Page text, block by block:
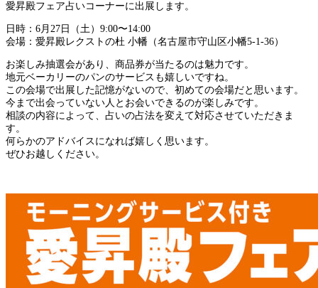
愛昇殿フェア占いコーナーに出展します。
日時：6月27日（土）9:00〜14:00
会場：愛昇殿レクストの杜 小幡（名古屋市守山区小幡5-1-36）
お楽しみ抽選会があり、商品券が当たるのは魅力です。
地元ベーカリーのパンのサービスも嬉しいですね。
この会場で出展した記憶がないので、初めての会場だと思います。
今まで出会っていない人とお会いできるのが楽しみです。
相談の内容によって、占いの占法を変えて対応させていただきま
す。
何らかのアドバイスになれば嬉しく思います。
ぜひお越しください。